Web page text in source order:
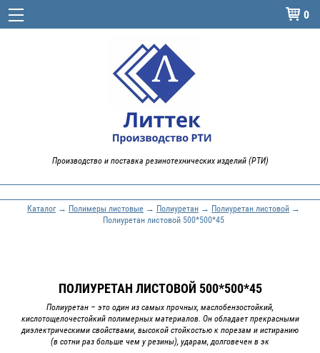
 0
Производство и поставка резинотехнических изделий (РТИ)
Каталог→ Полимеры листовые → Полиуретан → Полиуретан листовой →
Полиуретан листовой 500*500*45
ПОЛИУРЕТАН ЛИСТОВОЙ 500*500*45
Полиуретан – это один из самых прочных, маслобензостойкий,
кислотощелочестойкий полимерных материалов. Он обладает прекрасными
диэлектрическими свойствами, высокой стойкостью к порезам и истиранию
(в сотни раз больше чем у резины), ударам, долговечен в эк